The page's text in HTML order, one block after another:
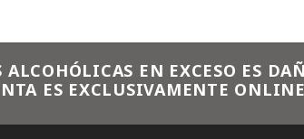
EN EXCESO ES
ES EXCLUSIVAMENTE